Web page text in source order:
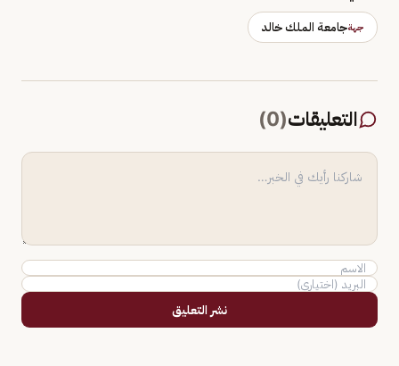
جهةجامعة الملك خالد
التعليقات(
0
)
نشر التعليق